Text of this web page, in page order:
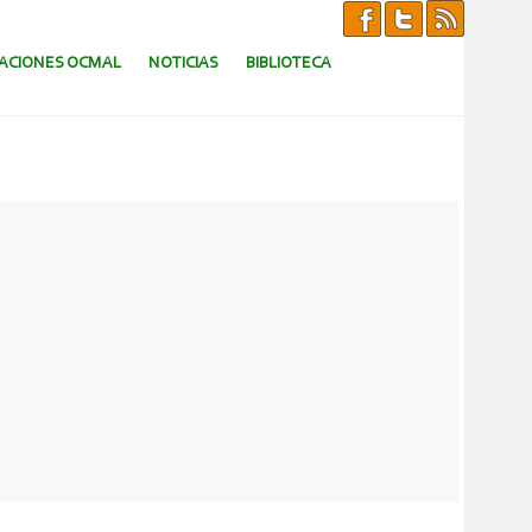
OCMAL NOTICIAS BIBLIOTECA